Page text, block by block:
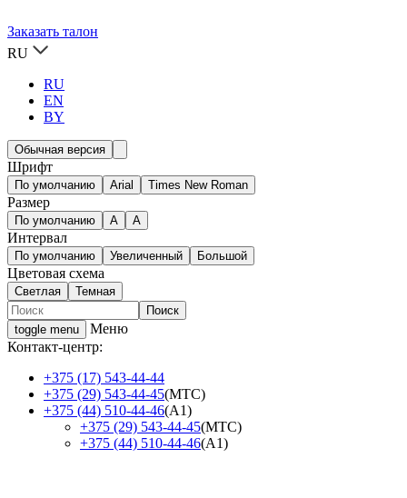
Заказать талон
RU
RU
EN
BY
Обычная версия
Шрифт
По умолчанию Arial Times New Roman
Размер
По умолчанию A A
Интервал
По умолчанию Увеличенный Большой
Цветовая схема
Светлая Темная
toggle menu
Меню
Контакт-центр:
+375 (17) 543-44-44
+375 (29) 543-44-45(МТС)
+375 (44) 510-44-46(А1)
+375 (29) 543-44-45(МТС)
+375 (44) 510-44-46(А1)